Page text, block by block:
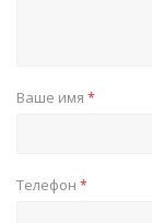
Ваше имя *
Телефон *